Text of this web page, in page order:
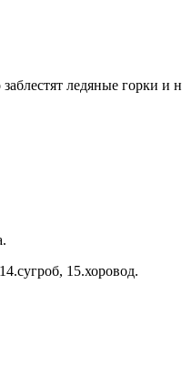
ледяные горки и
15.хоровод.